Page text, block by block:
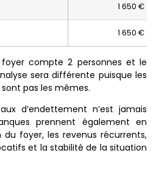
1 650 €
1 650 €
compte 2 personnes et le
sera différente puisque les
pas les mêmes.
d’endettement n’est jamais
prennent également en
foyer, les revenus récurrents,
et la stabilité de la situation